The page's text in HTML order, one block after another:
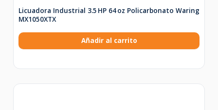
Licuadora Industrial 3.5 HP 64 oz Policarbonato Waring
MX1050XTX
Añadir al carrito